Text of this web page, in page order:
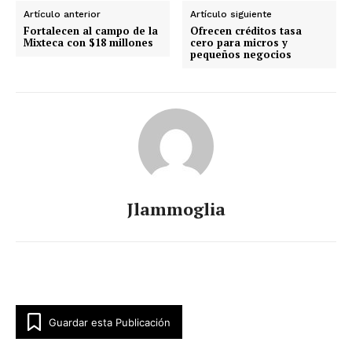
Artículo anterior
Fortalecen al campo de la
Mixteca con $18 millones
Artículo siguiente
Ofrecen créditos tasa
cero para micros y
pequeños negocios
Jlammoglia
Guardar esta Publicación